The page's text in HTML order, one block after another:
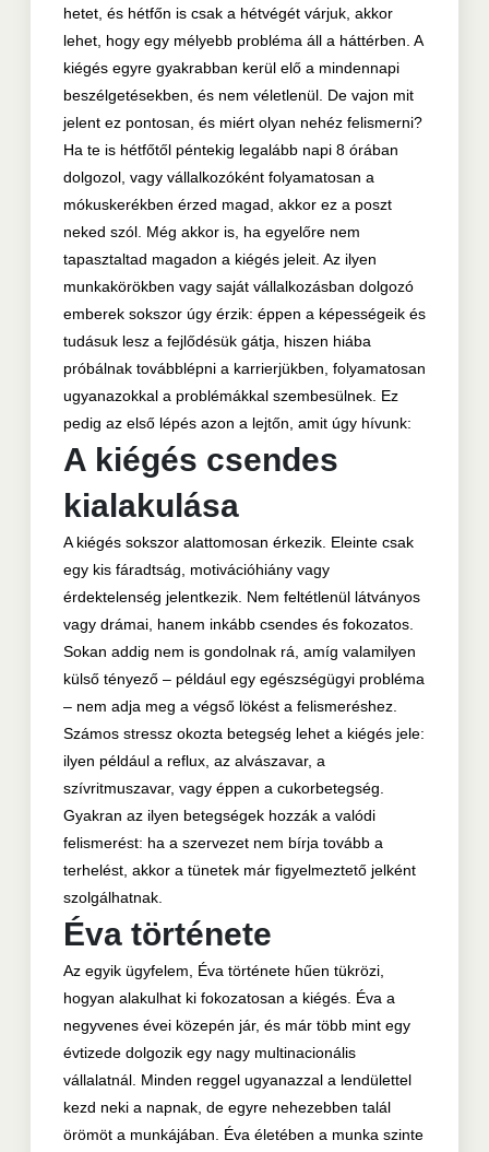
hetet, és hétfőn is csak a hétvégét várjuk, akkor
lehet, hogy egy mélyebb probléma áll a háttérben. A
kiégés egyre gyakrabban kerül elő a mindennapi
beszélgetésekben, és nem véletlenül. De vajon mit
jelent ez pontosan, és miért olyan nehéz felismerni?
Ha te is hétfőtől péntekig legalább napi 8 órában
dolgozol, vagy vállalkozóként folyamatosan a
mókuskerékben érzed magad, akkor ez a poszt
neked szól. Még akkor is, ha egyelőre nem
tapasztaltad magadon a kiégés jeleit. Az ilyen
munkakörökben vagy saját vállalkozásban dolgozó
emberek sokszor úgy érzik: éppen a képességeik és
tudásuk lesz a fejlődésük gátja, hiszen hiába
próbálnak továbblépni a karrierjükben, folyamatosan
ugyanazokkal a problémákkal szembesülnek. Ez
pedig az első lépés azon a lejtőn, amit úgy hívunk:
A kiégés csendes
kialakulása
A kiégés sokszor alattomosan érkezik. Eleinte csak
egy kis fáradtság, motivációhiány vagy
érdektelenség jelentkezik. Nem feltétlenül látványos
vagy drámai, hanem inkább csendes és fokozatos.
Sokan addig nem is gondolnak rá, amíg valamilyen
külső tényező – például egy egészségügyi probléma
– nem adja meg a végső lökést a felismeréshez.
Számos stressz okozta betegség lehet a kiégés jele:
ilyen például a reflux, az alvászavar, a
szívritmuszavar, vagy éppen a cukorbetegség.
Gyakran az ilyen betegségek hozzák a valódi
felismerést: ha a szervezet nem bírja tovább a
terhelést, akkor a tünetek már figyelmeztető jelként
szolgálhatnak.
Éva története
Az egyik ügyfelem, Éva története hűen tükrözi,
hogyan alakulhat ki fokozatosan a kiégés. Éva a
negyvenes évei közepén jár, és már több mint egy
évtizede dolgozik egy nagy multinacionális
vállalatnál. Minden reggel ugyanazzal a lendülettel
kezd neki a napnak, de egyre nehezebben talál
örömöt a munkájában. Éva életében a munka szinte